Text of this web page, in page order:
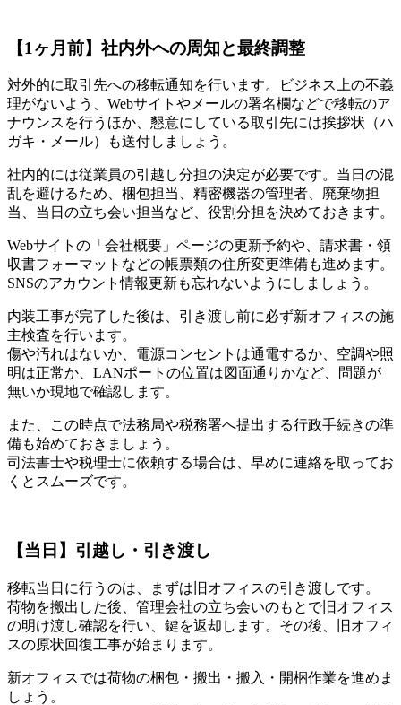
【1ヶ月前】社内外への周知と最終調整
対外的に取引先への移転通知を行います。ビジネス上の不義
理がないよう、Webサイトやメールの署名欄などで移転のア
ナウンスを行うほか、懇意にしている取引先には挨拶状（ハ
ガキ・メール）も送付しましょう。
社内的には従業員の引越し分担の決定が必要です。当日の混
乱を避けるため、梱包担当、精密機器の管理者、廃棄物担
当、当日の立ち会い担当など、役割分担を決めておきます。
Webサイトの「会社概要」ページの更新予約や、請求書・領
収書フォーマットなどの帳票類の住所変更準備も進めます。
SNSのアカウント情報更新も忘れないようにしましょう。
内装工事が完了した後は、引き渡し前に必ず新オフィスの施
主検査を行います。
傷や汚れはないか、電源コンセントは通電するか、空調や照
明は正常か、LANポートの位置は図面通りかなど、問題が
無いか現地で確認します。
また、この時点で法務局や税務署へ提出する行政手続きの準
備も始めておきましょう。
司法書士や税理士に依頼する場合は、早めに連絡を取ってお
くとスムーズです。
【当日】引越し・引き渡し
移転当日に行うのは、まずは旧オフィスの引き渡しです。
荷物を搬出した後、管理会社の立ち会いのもとで旧オフィス
の明け渡し確認を行い、鍵を返却します。その後、旧オフィ
スの原状回復工事が始まります。
新オフィスでは荷物の梱包・搬出・搬入・開梱作業を進めま
しょう。